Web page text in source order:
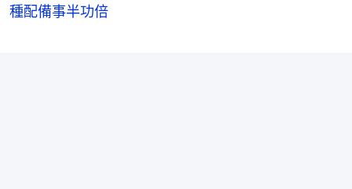
種配備事半功倍